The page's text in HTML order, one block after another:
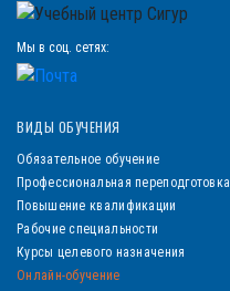
Мы в соц. сетях:
ВИДЫ ОБУЧЕНИЯ
Обязательное обучение
Профессиональная переподготовка
Повышение квалификации
Рабочие специальности
Курсы целевого назначения
Онлайн-обучение